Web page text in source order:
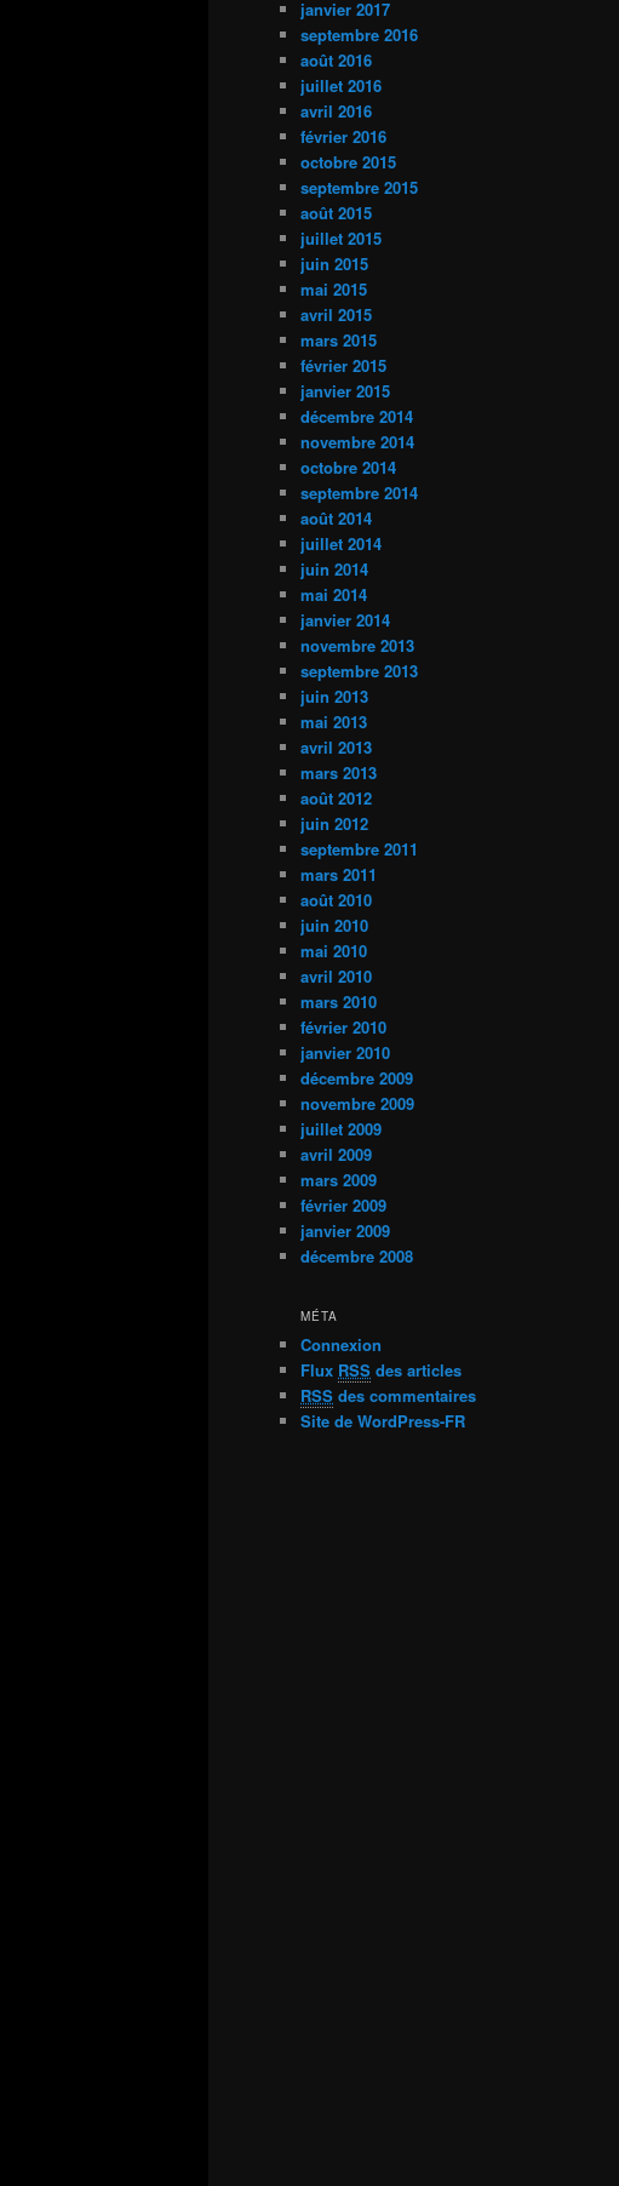
janvier 2017
septembre 2016
août 2016
juillet 2016
avril 2016
février 2016
octobre 2015
septembre 2015
août 2015
juillet 2015
juin 2015
mai 2015
avril 2015
mars 2015
février 2015
janvier 2015
décembre 2014
novembre 2014
octobre 2014
septembre 2014
août 2014
juillet 2014
juin 2014
mai 2014
janvier 2014
novembre 2013
septembre 2013
juin 2013
mai 2013
avril 2013
mars 2013
août 2012
juin 2012
septembre 2011
mars 2011
août 2010
juin 2010
mai 2010
avril 2010
mars 2010
février 2010
janvier 2010
décembre 2009
novembre 2009
juillet 2009
avril 2009
mars 2009
février 2009
janvier 2009
décembre 2008
MÉTA
Connexion
Flux RSS des articles
RSS des commentaires
Site de WordPress-FR